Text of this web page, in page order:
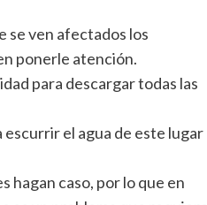
se ven afectados los
ponerle atención.
para descargar todas las
el agua de este lugar
hagan caso, por lo que en